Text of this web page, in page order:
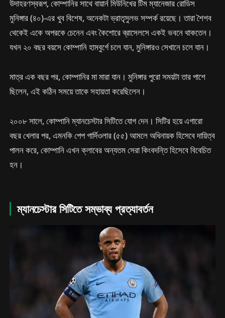
উদাহরণস্বরূপ, কোম্পানির সাথে বায়ার্ন মিউনিখের টিম ম্যানেজার রোডিস
মুনিঙ্গার (৪০)-এর খুব বিশেষ, অনেকটা ভ্রাতৃসুলভ সম্পর্ক রয়েছে। তারা শৈশব
থেকেই একে অপরকে চেনেন এবং কৈশোরে ব্রাসেলসে একই ভবনে থাকতেন।
যখন ২০ বছর বয়সে কোম্পানি হামবুর্গে চলে যান, মুনিঙ্গারও সেখানে চলে যান।
মাত্র এক বছর পর, কোম্পানির মা মারা যান। মুনিঙ্গার পুরো সময়টা তার পাশে
ছিলেন, এই কঠিন সময়ে তাকে সহায়তা করেছিলেন।
২০০৮ সালে, কোম্পানি ম্যানচেস্টার সিটিতে যোগ দেন। সিটির হয়ে এগারো
বছর খেলার পর, এমনকি পেপ গার্দিওলার (৫৫) আমলে অধিনায়ক হিসেবে দায়িত্ব
পালন করে, কোম্পানি এখন ক্লাবের অন্যতম সেরা কিংবদন্তি হিসেবে বিবেচিত
হন।
ম্যানচেস্টার সিটিতে সম্ভাব্য প্রত্যাবর্তন